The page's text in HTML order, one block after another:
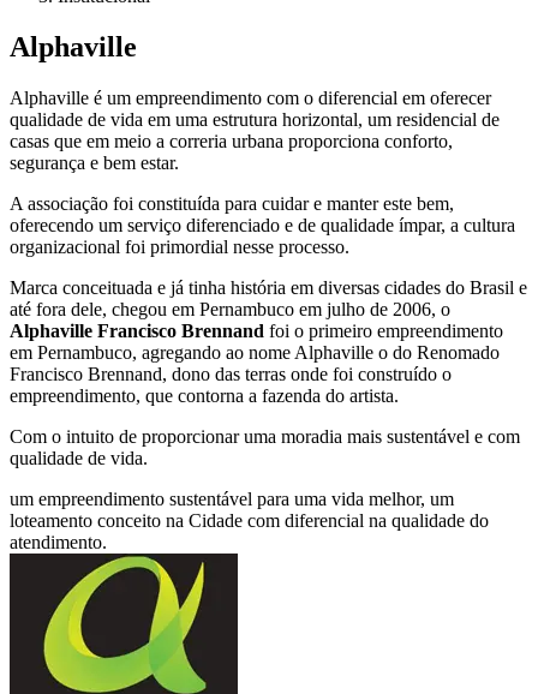
Alphaville
Alphaville é um empreendimento com o diferencial em oferecer
qualidade de vida em uma estrutura horizontal, um residencial de
casas que em meio a correria urbana proporciona conforto,
segurança e bem estar.
A associação foi constituída para cuidar e manter este bem,
oferecendo um serviço diferenciado e de qualidade ímpar, a cultura
organizacional foi primordial nesse processo.
Marca conceituada e já tinha história em diversas cidades do Brasil e
até fora dele, chegou em Pernambuco em julho de 2006, o
Alphaville Francisco Brennand foi o primeiro empreendimento
em Pernambuco, agregando ao nome Alphaville o do Renomado
Francisco Brennand, dono das terras onde foi construído o
empreendimento, que contorna a fazenda do artista.
Com o intuito de proporcionar uma moradia mais sustentável e com
qualidade de vida.
um empreendimento sustentável para uma vida melhor, um
loteamento conceito na Cidade com diferencial na qualidade do
atendimento.